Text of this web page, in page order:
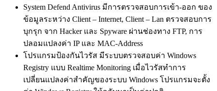
System Defend Antivirus มีการตรวจสอบการเข้า-ออก ของ
ข้อมูลระหว่าง Client – Internet, Client – Lan ตรวจสอบการ
บุกรุก จาก Hacker และ Spyware ผ่านช่องทาง FTP, การ
ปลอมแปลงค่า IP และ MAC-Address
โปรแกรมป้องกันไวรัส มีระบบตรวจสอบค่า Windows
Registry แบบ Realtime Monitoring เมื่อไวรัสทำการ
เปลี่ยนแปลงค่าสำคัญของระบบ Windows โปรแกรมจะตั้ง